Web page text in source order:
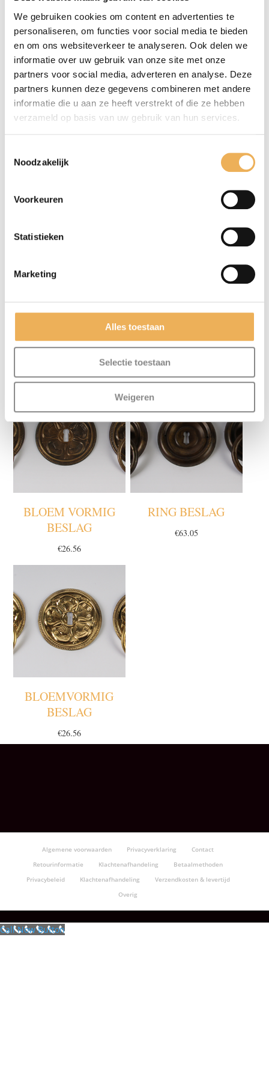
We gebruiken cookies om content en advertenties te
personaliseren, om functies voor social media te bieden
en om ons websiteverkeer te analyseren. Ook delen we
informatie over uw gebruik van onze site met onze
partners voor social media, adverteren en analyse. Deze
partners kunnen deze gegevens combineren met andere
informatie die u aan ze heeft verstrekt of die ze hebben
verzameld op basis van uw gebruik van hun services.
Noodzakelijk
Voorkeuren
Statistieken
Marketing
Alles toestaan
Selectie toestaan
Weigeren
Je waardering
deze browser voor de volgende keer wanneer
ik een reactie plaats.
GERELATEERDE PRODUCTEN
BLOEM VORMIG
BESLAG
€26.56
RING BESLAG
€63.05
BLOEMVORMIG
BESLAG
€26.56
Algemene voorwaarden Privacyverklaring
Contact
Retourinformatie
Klachtenafhandeling
Betaalmethoden
Privacybeleid
Klachtenafhandeling
Verzendkosten & levertijd
Overig
Call Now Button